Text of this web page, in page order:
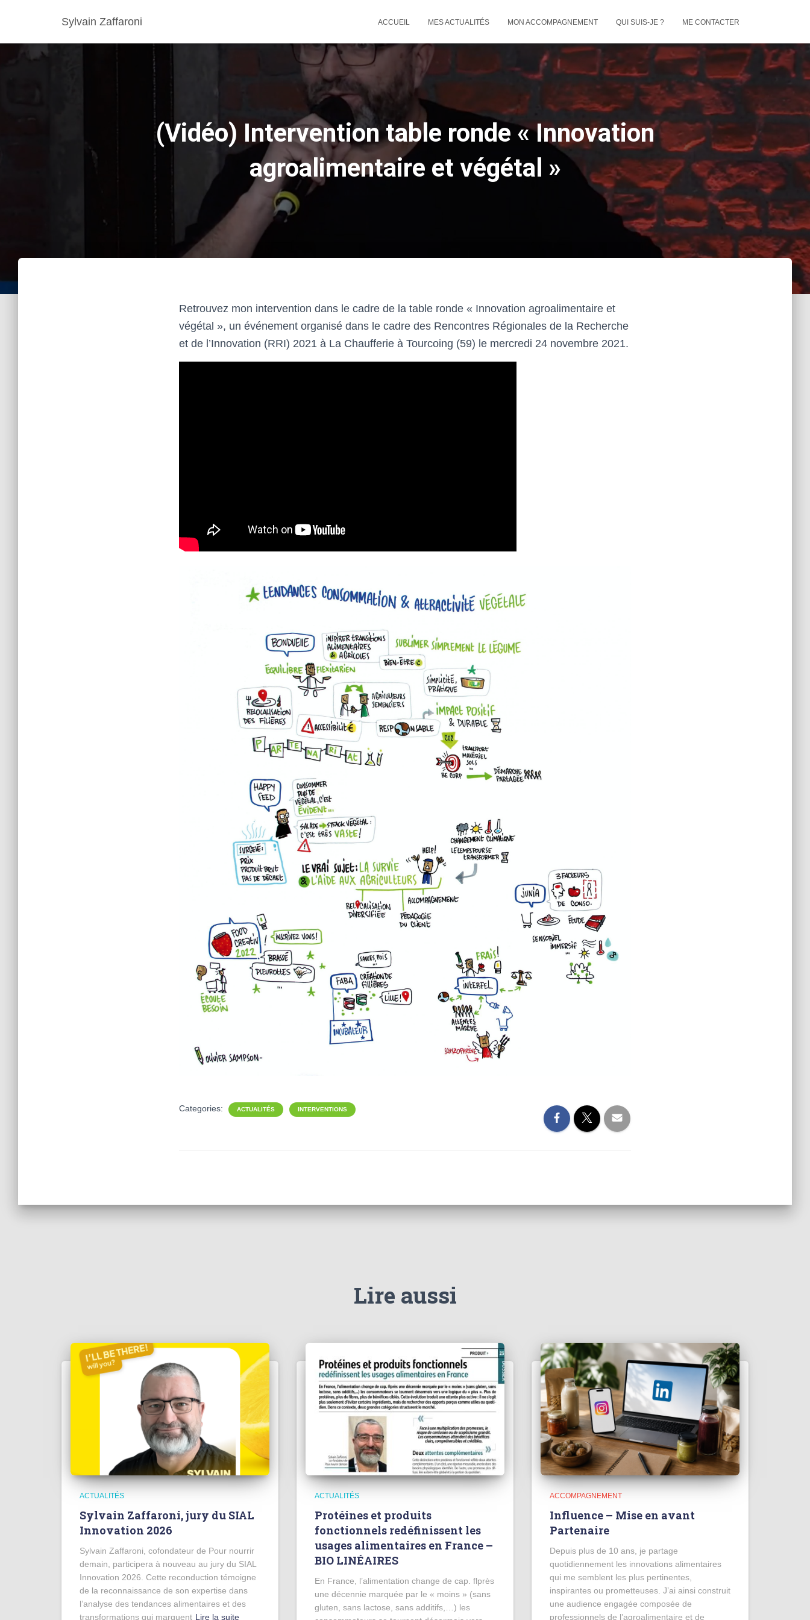
Sylvain Zaffaroni ACCUEIL MES ACTUALITÉS MON ACCOMPAGNEMENT QUI SUIS-JE ? ME CONTACTER
(Vidéo) Intervention table ronde « Innovation
agroalimentaire et végétal »
Retrouvez mon intervention dans le cadre de la table ronde « Innovation agroalimentaire et
végétal », un événement organisé dans le cadre des Rencontres Régionales de la Recherche
et de l’Innovation (RRI) 2021 à La Chaufferie à Tourcoing (59) le mercredi 24 novembre 2021.
Categories: ACTUALITÉS INTERVENTIONS
Lire aussi
ACTUALITÉS
Sylvain Zaffaroni, jury du SIAL
Innovation 2026
Sylvain Zaffaroni, cofondateur de Pour nourrir
demain, participera à nouveau au jury du SIAL
Innovation 2026. Cette reconduction témoigne
de la reconnaissance de son expertise dans
l’analyse des tendances alimentaires et des
transformations qui marquent Lire la suite
ACTUALITÉS
Protéines et produits
fonctionnels redéfinissent les
usages alimentaires en France –
BIO LINÉAIRES
En France, l’alimentation change de cap. flprès
une décennie marquée par le « moins » (sans
gluten, sans lactose, sans additifs,…) les
ACCOMPAGNEMENT
Influence – Mise en avant
Partenaire
Depuis plus de 10 ans, je partage
quotidiennement les innovations alimentaires
qui me semblent les plus pertinentes,
inspirantes ou prometteuses. J’ai ainsi construit
une audience engagée composée de
professionnels de l’agroalimentaire et de